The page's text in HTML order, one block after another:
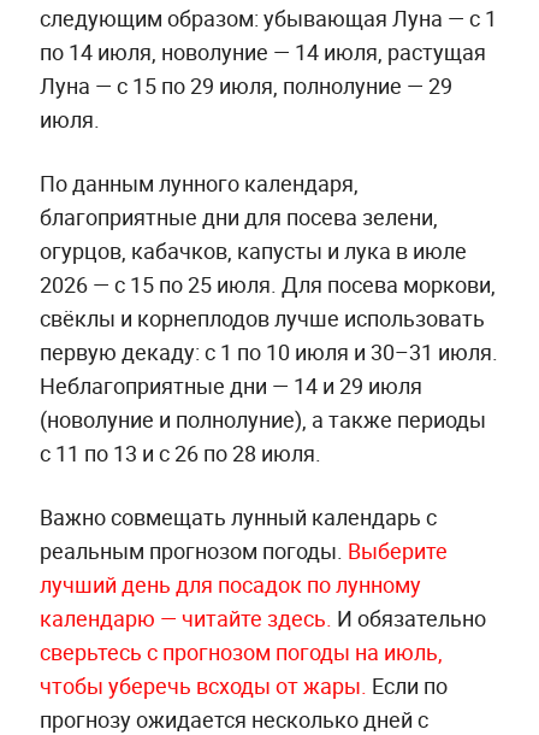
следующим образом: убывающая Луна — с 1
по 14 июля, новолуние — 14 июля, растущая
Луна — с 15 по 29 июля, полнолуние — 29
июля.
По данным лунного календаря,
благоприятные дни для посева зелени,
огурцов, кабачков, капусты и лука в июле
2026 — с 15 по 25 июля. Для посева моркови,
свёклы и корнеплодов лучше использовать
первую декаду: с 1 по 10 июля и 30–31 июля.
Неблагоприятные дни — 14 и 29 июля
(новолуние и полнолуние), а также периоды
с 11 по 13 и с 26 по 28 июля.
Важно совмещать лунный календарь с
реальным прогнозом погоды. Выберите
лучший день для посадок по лунному
календарю — читайте здесь. И обязательно
сверьтесь с прогнозом погоды на июль,
чтобы уберечь всходы от жары. Если по
прогнозу ожидается несколько дней с